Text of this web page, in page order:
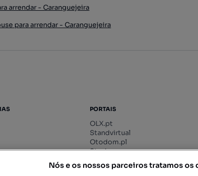
arrendar - Caranguejeira
para arrendar - Caranguejeira
PORTAIS
OLX.pt
Standvirtual
Otodom.pl
Storia.ro
Nós e os nossos parceiros tratamos os